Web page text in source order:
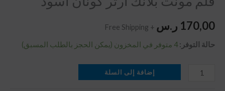
170,00 ر.س + Free Shipping
حالة التوفر: 4 متوفر في المخزون (يمكن الحجز بالطلب المسبق)
كونان
إضافة إلى السلة